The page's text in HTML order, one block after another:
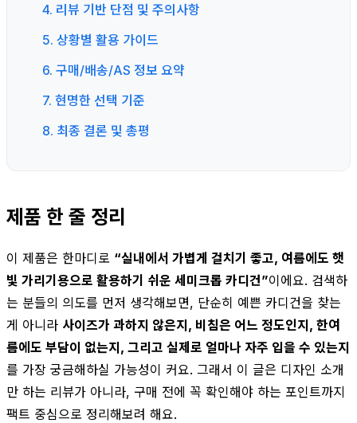
4. 리뷰 기반 단점 및 주의사항
5. 상황별 활용 가이드
6. 구매/배송/AS 정보 요약
7. 현명한 선택 기준
8. 최종 결론 및 총평
제품 한 줄 정리
이 제품은 한마디로 “실내에서 가볍게 걸치기 좋고, 여름에도 햇
빛 가리기용으로 활용하기 쉬운 세미크롭 카디건”이에요. 검색하
는 분들의 의도를 먼저 생각해보면, 단순히 예쁜 카디건을 찾는
게 아니라 사이즈가 과하지 않은지, 비침은 어느 정도인지, 한여
름에도 부담이 없는지, 그리고 실제로 얼마나 자주 입을 수 있는지
를 가장 궁금해하실 가능성이 커요. 그래서 이 글은 디자인 소개
만 하는 리뷰가 아니라, 구매 전에 꼭 확인해야 하는 포인트까지
팩트 중심으로 정리해보려 해요.